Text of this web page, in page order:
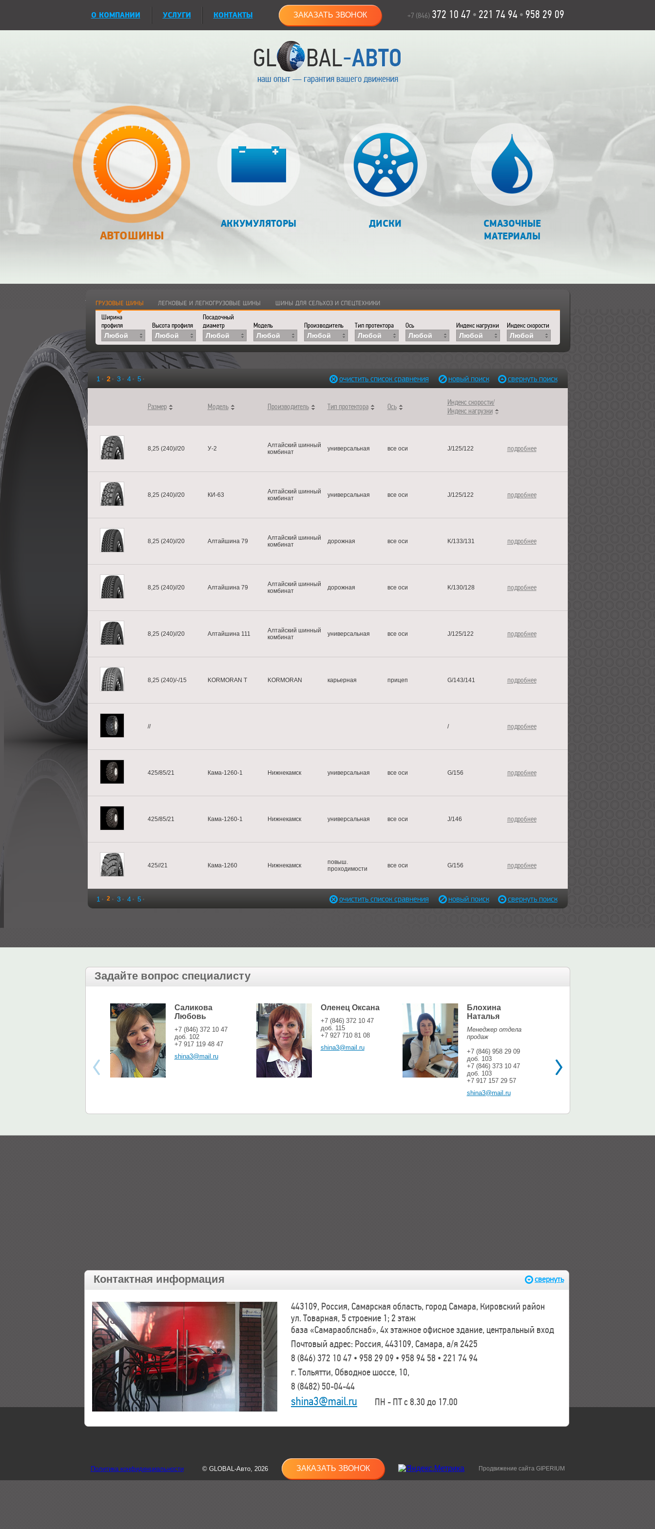
О КОМПАНИИ УСЛУГИ КОНТАКТЫ ЗАКАЗАТЬ ЗВОНОК +7 (846) 372 10 47 • 221 74 94 • 958 29 09
наш опыт — гарантия вашего движения
АВТОШИНЫ
АККУМУЛЯТОРЫ ДИСКИ
СМАЗОЧНЫЕ
МАТЕРИАЛЫ
ГРУЗОВЫЕ ШИНЫ ЛЕГКОВЫЕ И ЛЕГКОГРУЗОВЫЕ ШИНЫ ШИНЫ ДЛЯ СЕЛЬХОЗ И СПЕЦТЕХНИКИ
Ширина
профиля
Любой
Высота профиля
Любой
Посадочный
диаметр
Любой
Модель
Любой
Производитель
Любой
Тип протектора
Любой
Ось
Любой
Индекс нагрузки
Любой
Индекс скорости
Любой
1 2 3 4 5 очистить список сравнения новый поиск свернуть поиск
Размер Модель Производитель Тип протектора Ось
Индекс скорости/
Индекс нагрузки
8,25 (240)//20 У-2
Алтайский шинный
комбинат
универсальная все оси J/125/122 подробнее
8,25 (240)//20 КИ-63
Алтайский шинный
комбинат
универсальная все оси J/125/122 подробнее
8,25 (240)//20 Алтайшина 79
Алтайский шинный
комбинат
дорожная все оси K/133/131 подробнее
8,25 (240)//20 Алтайшина 79
Алтайский шинный
комбинат
дорожная все оси K/130/128 подробнее
8,25 (240)//20 Алтайшина 111
Алтайский шинный
комбинат
универсальная все оси J/125/122 подробнее
8,25 (240)/-/15 KORMORAN T KORMORAN карьерная прицеп G/143/141 подробнее
// / подробнее
425/85/21 Кама-1260-1 Нижнекамск универсальная все оси G/156 подробнее
425/85/21 Кама-1260-1 Нижнекамск универсальная все оси J/146 подробнее
425//21 Кама-1260 Нижнекамск
повыш.
проходимости
все оси G/156 подробнее
1 2 3 4 5 очистить список сравнения новый поиск свернуть поиск
Задайте вопрос специалисту
Саликова
Любовь
+7 (846) 372 10 47
доб. 102
+7 917 119 48 47
shina3@mail.ru
Оленец Оксана
+7 (846) 372 10 47
доб. 115
+7 927 710 81 08
shina3@mail.ru
Блохина
Наталья
Менеджер отдела
продаж
+7 (846) 958 29 09
доб. 103
+7 (846) 373 10 47
доб. 103
+7 917 157 29 57
shina3@mail.ru
Контактная информация свернуть
443109, Россия, Самарская область, город Самара, Кировский район
ул. Товарная, 5 строение 1; 2 этаж
база «Самараоблснаб», 4х этажное офисное здание, центральный вход
Почтовый адрес: Россия, 443109, Самара, а/я 2425
8 (846) 372 10 47 • 958 29 09 • 958 94 58 • 221 74 94
г. Тольятти, Обводное шоссе, 10,
8 (8482) 50-04-44
shina3@mail.ru ПН - ПТ с 8.30 до 17.00
Политика конфиденциальности © GLOBAL-Авто, 2026 ЗАКАЗАТЬ ЗВОНОК Продвижение сайта GIPERIUM